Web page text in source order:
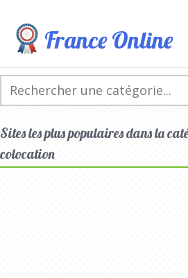
France Online
Sites les plus populaires dans la
colocation